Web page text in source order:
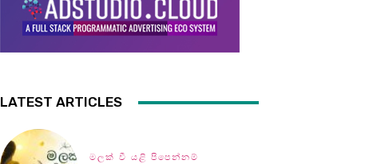
LATEST ARTICLES
මලක් වී යළි පිපෙන්නම්